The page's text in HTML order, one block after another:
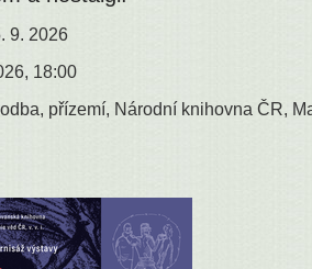
9. 2026
18:00
přízemí, Národní knihovna ČR,